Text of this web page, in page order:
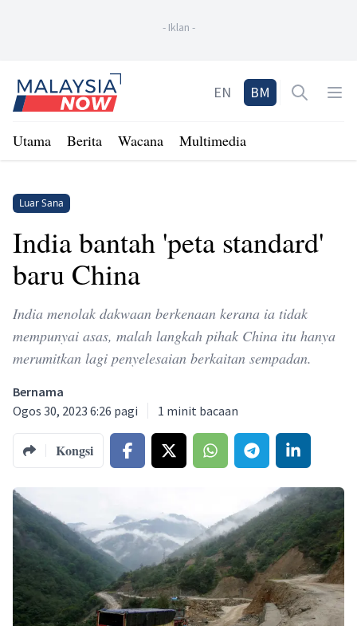
- Iklan -
Home
EN BM Open
Utama Berita Wacana Multimedia
Luar Sana
India bantah 'peta standard'
baru China
India menolak dakwaan berkenaan kerana ia tidak
mempunyai asas, malah langkah pihak China itu hanya
merumitkan lagi penyelesaian berkaitan sempadan.
Bernama
Ogos 30, 2023 6:26 pagi
1 minit bacaan
Kongsi